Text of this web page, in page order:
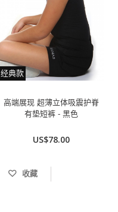
经典款
高端展现 超薄立体吸震护脊
有垫短裤 - 黑色
US$78.00
收藏